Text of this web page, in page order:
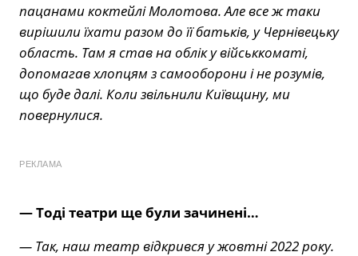
пацанами коктейлі Молотова. Але все ж таки
вирішили їхати разом до її батьків, у Чернівецьку
область. Там я став на облік у військкоматі,
допомагав хлопцям з самооборони і не розумів,
що буде далі. Коли звільнили Київщину, ми
повернулися.
РЕКЛАМА
— Тоді театри ще були зачинені…
— Так, наш театр відкрився у жовтні 2022 року.